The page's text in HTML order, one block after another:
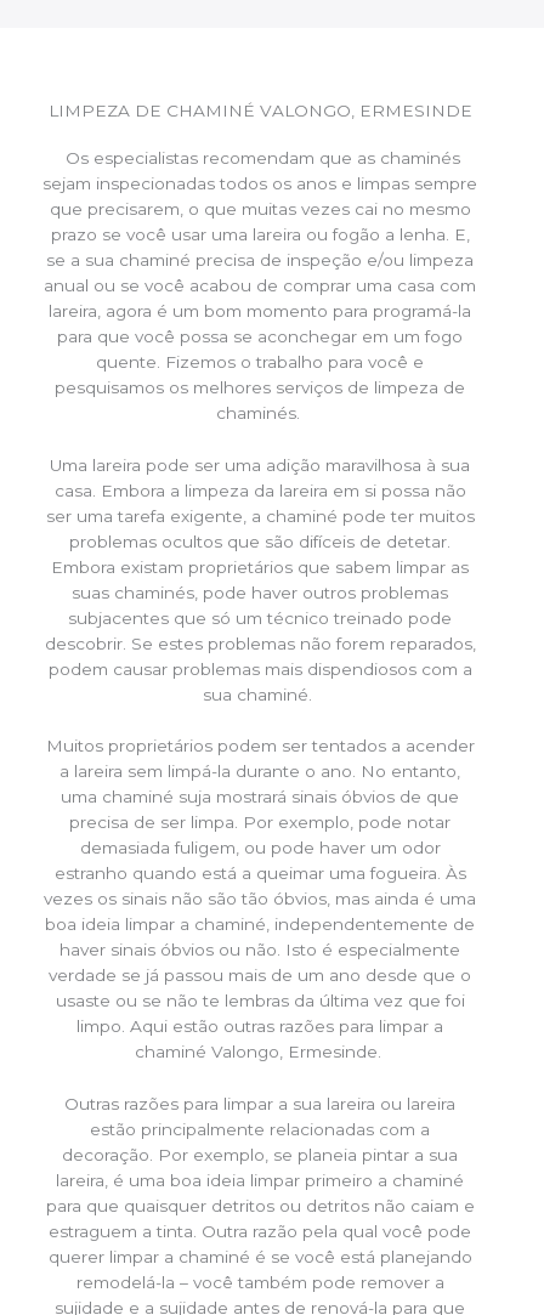
LIMPEZA DE CHAMINÉ VALONGO, ERMESINDE
Os especialistas recomendam que as chaminés
sejam inspecionadas todos os anos e limpas sempre
que precisarem, o que muitas vezes cai no mesmo
prazo se você usar uma lareira ou fogão a lenha. E,
se a sua chaminé precisa de inspeção e/ou limpeza
anual ou se você acabou de comprar uma casa com
lareira, agora é um bom momento para programá-la
para que você possa se aconchegar em um fogo
quente. Fizemos o trabalho para você e
pesquisamos os melhores serviços de limpeza de
chaminés.
Uma lareira pode ser uma adição maravilhosa à sua
casa. Embora a limpeza da lareira em si possa não
ser uma tarefa exigente, a chaminé pode ter muitos
problemas ocultos que são difíceis de detetar.
Embora existam proprietários que sabem limpar as
suas chaminés, pode haver outros problemas
subjacentes que só um técnico treinado pode
descobrir. Se estes problemas não forem reparados,
podem causar problemas mais dispendiosos com a
sua chaminé.
Muitos proprietários podem ser tentados a acender
a lareira sem limpá-la durante o ano. No entanto,
uma chaminé suja mostrará sinais óbvios de que
precisa de ser limpa. Por exemplo, pode notar
demasiada fuligem, ou pode haver um odor
estranho quando está a queimar uma fogueira. Às
vezes os sinais não são tão óbvios, mas ainda é uma
boa ideia limpar a chaminé, independentemente de
haver sinais óbvios ou não. Isto é especialmente
verdade se já passou mais de um ano desde que o
usaste ou se não te lembras da última vez que foi
limpo. Aqui estão outras razões para limpar a
chaminé Valongo, Ermesinde.
Outras razões para limpar a sua lareira ou lareira
estão principalmente relacionadas com a
decoração. Por exemplo, se planeia pintar a sua
lareira, é uma boa ideia limpar primeiro a chaminé
para que quaisquer detritos ou detritos não caiam e
estraguem a tinta. Outra razão pela qual você pode
querer limpar a chaminé é se você está planejando
remodelá-la – você também pode remover a
sujidade e a sujidade antes de renová-la para que